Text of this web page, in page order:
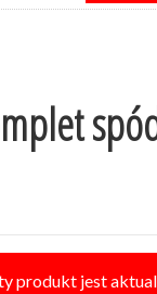
produkt jest